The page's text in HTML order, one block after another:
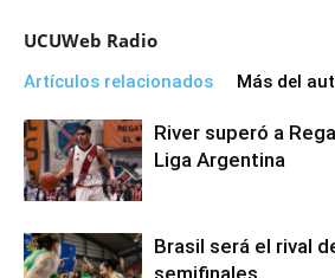
UCUWeb Radio
Artículos relacionados Más del
River superó a
Liga Argentina
Brasil será el rival